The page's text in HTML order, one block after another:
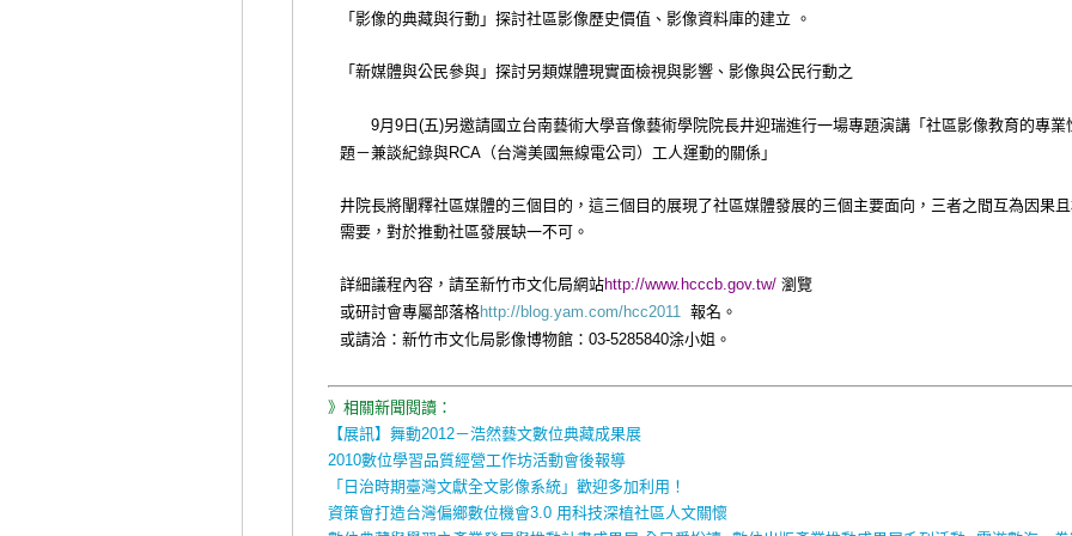
「影像的典藏與行動」探討社區影像歷史價值、影像資料庫的建立 。
「新媒體與公民參與」探討另類媒體現實面檢視與影響、影像與公民行動之
9月9日(五)另邀請國立台南藝術大學音像藝術學院院長井迎瑞進行一場專題演講「社區影像教育的專業
題－兼談紀錄與RCA（台灣美國無線電公司）工人運動的關係」
井院長將闡釋社區媒體的三個目的，這三個目的展現了社區媒體發展的三個主要面向，三者之間互為因果
需要，對於推動社區發展缺一不可。
詳細議程內容，請至新竹市文化局網站http://www.hcccb.gov.tw/ 瀏覽
或研討會專屬部落格http://blog.yam.com/hcc2011 報名。
或請洽：新竹市文化局影像博物館： 03-5285840涂小姐。
》相關新聞閱讀：
【展訊】舞動2012－浩然藝文數位典藏成果展
2010數位學習品質經營工作坊活動會後報導
「日治時期臺灣文獻全文影像系統」歡迎多加利用！
資策會打造台灣偏鄉數位機會3.0 用科技深植社區人文關懷